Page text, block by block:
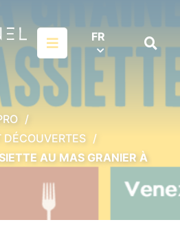
Menu FR
sur
DÉCOUVERTES
AU MAS GRANIER À